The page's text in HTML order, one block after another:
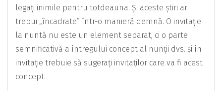
legați inimile pentru totdeauna. Și aceste știri ar
trebui „încadrate” într-o manieră demnă. O invitație
la nuntă nu este un element separat, ci o parte
semnificativă a întregului concept al nunții dvs. și în
invitație trebuie să sugerați invitaților care va fi acest
concept.